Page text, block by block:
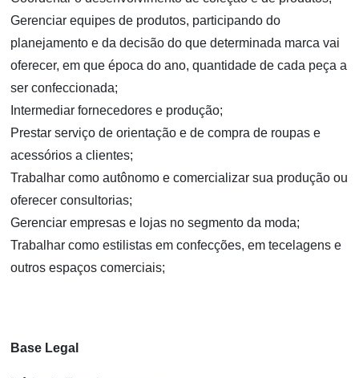
Gerenciar equipes de produtos, participando do
planejamento e da decisão do que determinada marca vai
oferecer, em que época do ano, quantidade de cada peça a
ser confeccionada;
Intermediar fornecedores e produção;
Prestar serviço de orientação e de compra de roupas e
acessórios a clientes;
Trabalhar como autônomo e comercializar sua produção ou
oferecer consultorias;
Gerenciar empresas e lojas no segmento da moda;
Trabalhar como estilistas em confecções, em tecelagens e
outros espaços comerciais;
Base Legal